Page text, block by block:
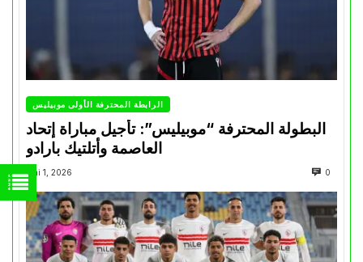
الرابطة المحترفة الأولى موبيليس
البطولة المحترفة “موبيليس”: تأجيل مباراة إتحاد
العاصمة وأتلتيك بارادو
Mai 1, 2026 0